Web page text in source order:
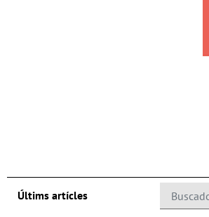
Últims artícles